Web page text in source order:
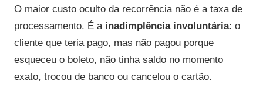
O maior custo oculto da recorrência não é a taxa de
processamento. É a inadimplência involuntária: o
cliente que teria pago, mas não pagou porque
esqueceu o boleto, não tinha saldo no momento
exato, trocou de banco ou cancelou o cartão.